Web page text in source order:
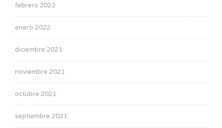
febrero 2022
enero 2022
diciembre 2021
noviembre 2021
octubre 2021
septiembre 2021